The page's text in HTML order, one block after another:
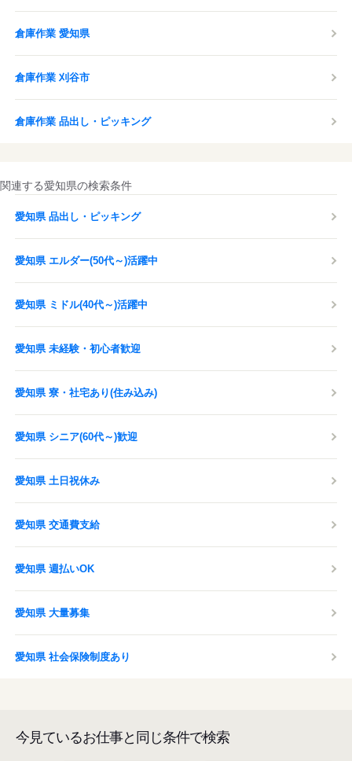
倉庫作業 愛知県
倉庫作業 刈谷市
倉庫作業 品出し・ピッキング
関連する愛知県の検索条件
愛知県 品出し・ピッキング
愛知県 エルダー(50代～)活躍中
愛知県 ミドル(40代～)活躍中
愛知県 未経験・初心者歓迎
愛知県 寮・社宅あり(住み込み)
愛知県 シニア(60代～)歓迎
愛知県 土日祝休み
愛知県 交通費支給
愛知県 週払いOK
愛知県 大量募集
愛知県 社会保険制度あり
今見ているお仕事と同じ条件で検索